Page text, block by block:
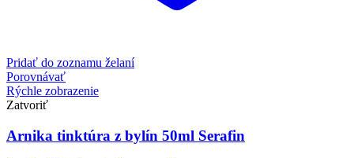
Pridať do zoznamu želaní
Porovnávať
Rýchle zobrazenie
Zatvoriť
Arnika tinktúra z bylín 50ml Serafin